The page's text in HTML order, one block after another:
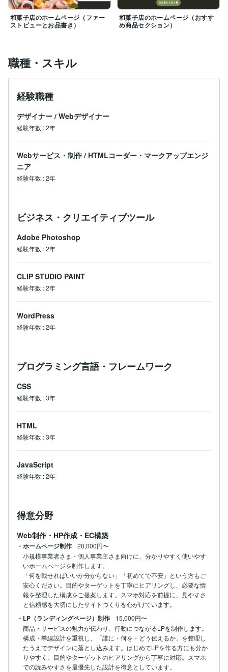
和菓子店のホームページ（ファー
ストビューとお品書き）
和菓子店のホームページ（おすす
め商品セクション）
職種・スキル
経験職種
デザイナー / Webデザイナー
経験年数 :2年
Webサービス・制作 / HTMLコーダー・マークアップエンジ
ニア
経験年数 :2年
ビジネス・クリエイティブツール
Adobe Photoshop
経験年数 :2年
CLIP STUDIO PAINT
経験年数 :2年
WordPress
経験年数 :2年
プログラミング言語・フレームワーク
CSS
経験年数 :3年
HTML
経験年数 :3年
JavaScript
経験年数 :2年
得意分野
Web制作・HP作成・EC構築
・ホームページ制作
20,000円〜
小規模事業者さま・個人事業主さま向けに、分かりやすく使いやす
いホームページを制作します。
「何を載せればいいか分からない」「初めてで不安」という方もご
安心ください。目的やターゲットを丁寧にヒアリングし、必要な情
報を整理した構成をご提案します。スマホ対応を前提に、見やすさ
と信頼感を大切にしたサイトづくりを心がけています。
・LP（ランディングページ）制作
15,000円〜
商品・サービスの魅力が伝わり、行動につながるLPを制作します。
構成・導線設計を重視し、「誰に・何を・どう伝えるか」を整理し
たうえでデザインに落とし込みます。はじめてLPを作る方にも分か
りやすく、目的やターゲットのヒアリングから丁寧に対応。スマホ
での読みやすさを最優先した設計を得意としています。